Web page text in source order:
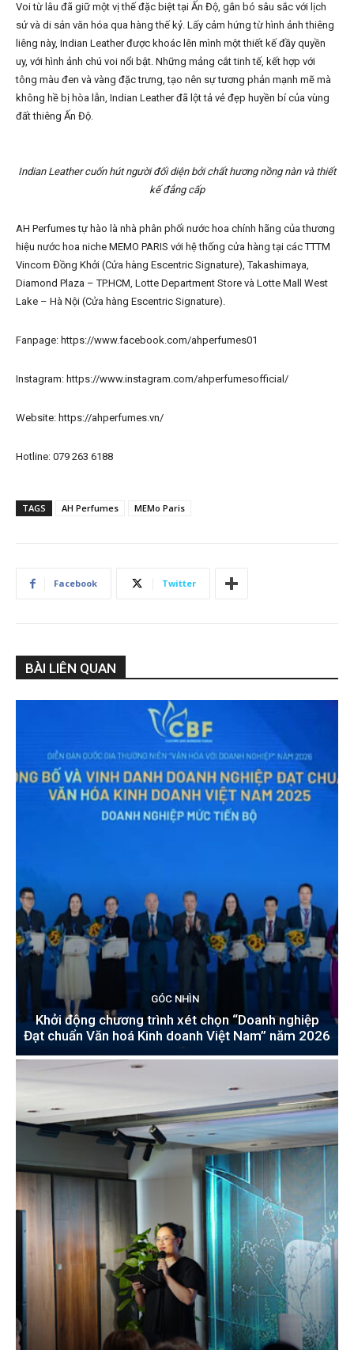
Voi từ lâu đã giữ một vị thế đặc biệt tại Ấn Độ, gắn bó sâu sắc với lịch
sử và di sản văn hóa qua hàng thế kỷ. Lấy cảm hứng từ hình ảnh thiêng
liêng này, Indian Leather được khoác lên mình một thiết kế đầy quyền
uy, với hình ảnh chú voi nổi bật. Những mảng cắt tinh tế, kết hợp với
tông màu đen và vàng đặc trưng, tạo nên sự tương phản mạnh mẽ mà
không hề bị hòa lẫn, Indian Leather đã lột tả vẻ đẹp huyền bí của vùng
đất thiêng Ấn Độ.
Indian Leather cuốn hút người đối diện bởi chất hương nồng nàn và thiết
kế đẳng cấp
AH Perfumes tự hào là nhà phân phối nước hoa chính hãng của thương
hiệu nước hoa niche MEMO PARIS với hệ thống cửa hàng tại các TTTM
Vincom Đồng Khởi (Cửa hàng Escentric Signature), Takashimaya,
Diamond Plaza – TP.HCM, Lotte Department Store và Lotte Mall West
Lake – Hà Nội (Cửa hàng Escentric Signature).
Fanpage: https://www.facebook.com/ahperfumes01
Instagram: https://www.instagram.com/ahperfumesofficial/
Website: https://ahperfumes.vn/
Hotline: 079 263 6188
TAGS AH Perfumes MEMo Paris
Facebook Twitter
BÀI LIÊN QUAN
GÓC NHÌN
Khởi động chương trình xét chọn “Doanh nghiệp
Đạt chuẩn Văn hoá Kinh doanh Việt Nam” năm 2026